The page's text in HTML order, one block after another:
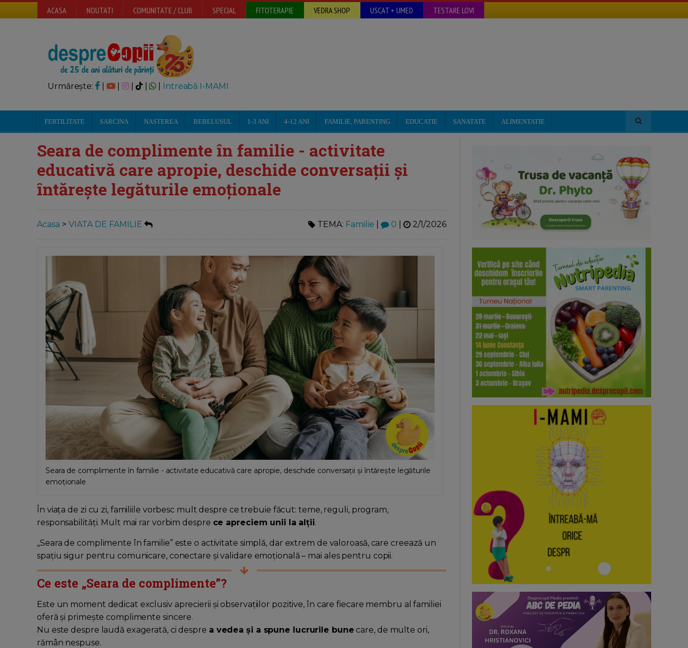
ACASA NOUTATI COMUNITATE / CLUB SPECIAL FITOTERAPIE VEDRA SHOP USCAT + UMED TESTARE LOVI
Urmărește: | | Intreabă I-MAMI
FERTILITATE SARCINA NASTEREA BEBELUSUL 1-3 ANI 4-12 ANI FAMILIE, PARENTING EDUCATIE SANATATE ALIMENTATIE
Seara de complimente în familie - activitate
educativă care apropie, deschide conversații și
întărește legăturile emoționale
Acasa > VIATA DE FAMILIE TEMA: Familie 0 2/1/2026
Seara de complimente în familie - activitate educativă care apropie, deschide conversații și întărește legăturile
emoționale
În viața de zi cu zi, familiile vorbesc mult despre ce trebuie făcut: teme, reguli, program,
responsabilități. Mult mai rar vorbim despre ce apreciem unii la alții.
„Seara de complimente în familie” este o activitate simplă, dar extrem de valoroasă, care creează un
spațiu sigur pentru comunicare, conectare și validare emoțională – mai ales pentru copii.
Ce este „Seara de complimente”?
Este un moment dedicat exclusiv aprecierii și observațiilor pozitive, în care fiecare membru al familiei
oferă și primește complimente sincere.
Nu este despre laudă exagerată, ci despre a vedea și a spune lucrurile bune care, de multe ori,
rămân nespuse.